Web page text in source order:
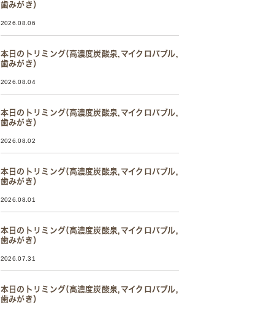
歯みがき）
2026.08.06
本日のトリミング(高濃度炭酸泉,マイクロバブル,
歯みがき）
2026.08.04
本日のトリミング(高濃度炭酸泉,マイクロバブル,
歯みがき）
2026.08.02
本日のトリミング(高濃度炭酸泉,マイクロバブル,
歯みがき）
2026.08.01
本日のトリミング(高濃度炭酸泉,マイクロバブル,
歯みがき）
2026.07.31
本日のトリミング(高濃度炭酸泉,マイクロバブル,
歯みがき）